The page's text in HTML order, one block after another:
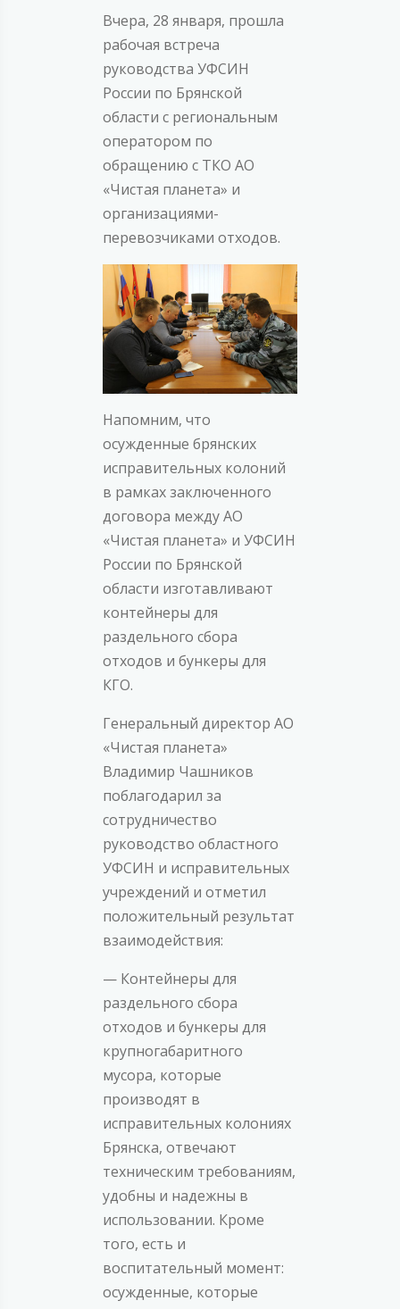
Вчера, 28 января, прошла
рабочая встреча
руководства УФСИН
России по Брянской
области с региональным
оператором по
обращению с ТКО АО
«Чистая планета» и
организациями-
перевозчиками отходов.
Напомним, что
осужденные брянских
исправительных колоний
в рамках заключенного
договора между АО
«Чистая планета» и УФСИН
России по Брянской
области изготавливают
контейнеры для
раздельного сбора
отходов и бункеры для
КГО.
Генеральный директор АО
«Чистая планета»
Владимир Чашников
поблагодарил за
сотрудничество
руководство областного
УФСИН и исправительных
учреждений и отметил
положительный результат
взаимодействия:
— Контейнеры для
раздельного сбора
отходов и бункеры для
крупногабаритного
мусора, которые
производят в
исправительных колониях
Брянска, отвечают
техническим требованиям,
удобны и надежны в
использовании. Кроме
того, есть и
воспитательный момент:
осужденные, которые